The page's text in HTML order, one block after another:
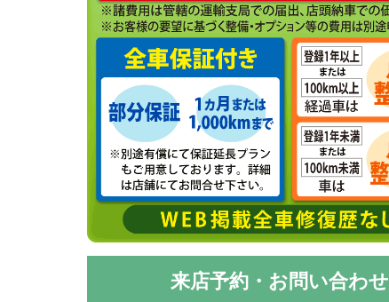
来店予約・お問い合わせ